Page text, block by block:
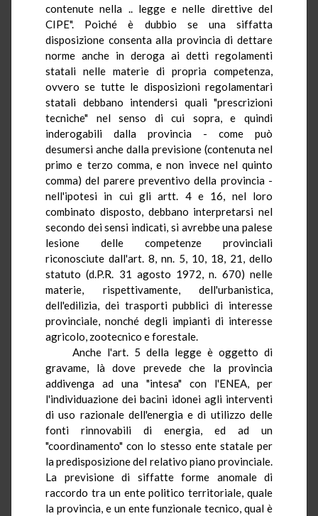
contenute nella .. legge e nelle direttive del
CIPE". Poiché è dubbio se una siffatta
disposizione consenta alla provincia di dettare
norme anche in deroga ai detti regolamenti
statali nelle materie di propria competenza,
ovvero se tutte le disposizioni regolamentari
statali debbano intendersi quali "prescrizioni
tecniche" nel senso di cui sopra, e quindi
inderogabili dalla provincia - come può
desumersi anche dalla previsione (contenuta nel
primo e terzo comma, e non invece nel quinto
comma) del parere preventivo della provincia -
nell'ipotesi in cui gli artt. 4 e 16, nel loro
combinato disposto, debbano interpretarsi nel
secondo dei sensi indicati, si avrebbe una palese
lesione delle competenze provinciali
riconosciute dall'art. 8, nn. 5, 10, 18, 21, dello
statuto (d.P.R. 31 agosto 1972, n. 670) nelle
materie, rispettivamente, dell'urbanistica,
dell'edilizia, dei trasporti pubblici di interesse
provinciale, nonché degli impianti di interesse
agricolo, zootecnico e forestale.
Anche l'art. 5 della legge è oggetto di
gravame, là dove prevede che la provincia
addivenga ad una "intesa" con l'ENEA, per
l'individuazione dei bacini idonei agli interventi
di uso razionale dell'energia e di utilizzo delle
fonti rinnovabili di energia, ed ad un
"coordinamento" con lo stesso ente statale per
la predisposizione del relativo piano provinciale.
La previsione di siffatte forme anomale di
raccordo tra un ente politico territoriale, quale
la provincia, e un ente funzionale tecnico, qual è